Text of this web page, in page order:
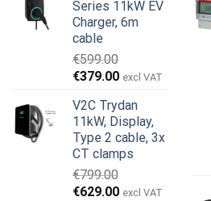
Series 11kW EV
Charger, 6m
cable
€599.00
Den
pris
var:
€599.00.
€379.00Den
pris
er:
€379.00.
excl VAT
V2C Trydan
11kW, Display,
Type 2 cable, 3x
CT clamps
€799.00
Den
€629.00Den
excl VAT